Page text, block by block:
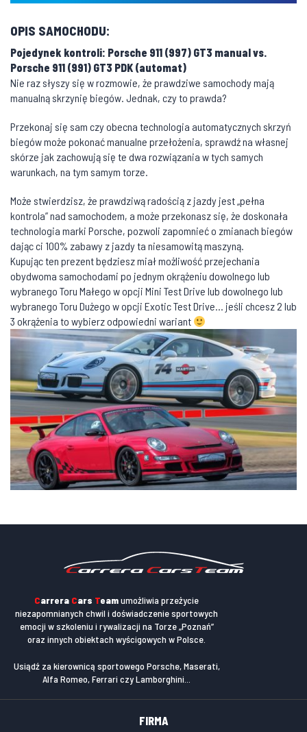
OPIS SAMOCHODU:
Pojedynek kontroli: Porsche 911 (997) GT3 manual vs.
Porsche 911 (991) GT3 PDK (automat)
Nie raz słyszy się w rozmowie, że prawdziwe samochody mają
manualną skrzynię biegów. Jednak, czy to prawda?
Przekonaj się sam czy obecna technologia automatycznych skrzyń
biegów może pokonać manualne przełożenia, sprawdź na własnej
skórze jak zachowują się te dwa rozwiązania w tych samych
warunkach, na tym samym torze.
Może stwierdzisz, że prawdziwą radością z jazdy jest „pełna
kontrola” nad samochodem, a może przekonasz się, że doskonała
technologia marki Porsche, pozwoli zapomnieć o zmianach biegów
dając ci 100% zabawy z jazdy ta niesamowitą maszyną.
Kupując ten prezent będziesz miał możliwość przejechania
obydwoma samochodami po jednym okrążeniu dowolnego lub
wybranego Toru Małego w opcji Mini Test Drive lub dowolnego lub
wybranego Toru Dużego w opcji Exotic Test Drive… jeśli chcesz 2 lub
3 okrążenia to wybierz odpowiedni wariant
Carrera Cars Teamumożliwia przeżycie
niezapomnianych chwil i doświadczenie sportowych
emocji w szkoleniu i rywalizacji na Torze „Poznań”
oraz innych obiektach wyścigowych w Polsce.
Usiądź za kierownicą sportowego Porsche, Maserati,
Alfa Romeo, Ferrari czy Lamborghini...
FIRMA